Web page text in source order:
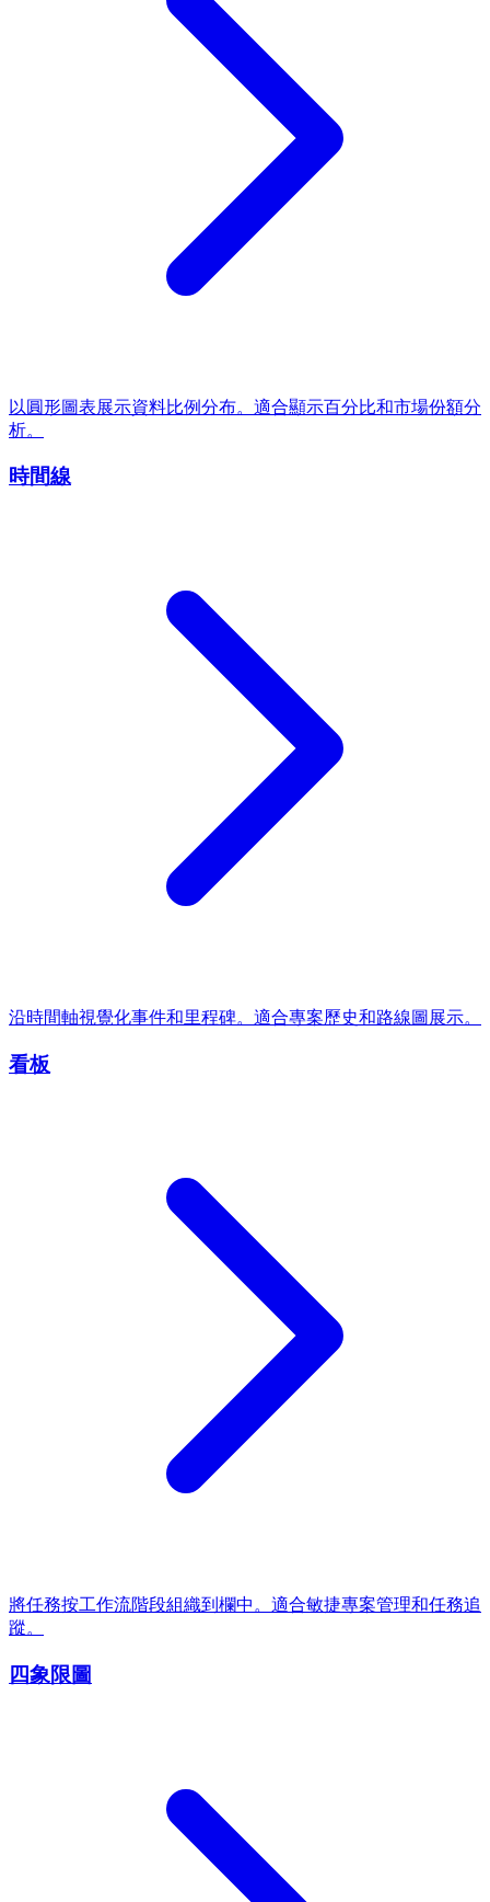
以圓形圖表展示資料比例分布。適合顯示百分比和市場份額分
析。
時間線
沿時間軸視覺化事件和里程碑。適合專案歷史和路線圖展示。
看板
將任務按工作流階段組織到欄中。適合敏捷專案管理和任務追
蹤。
四象限圖